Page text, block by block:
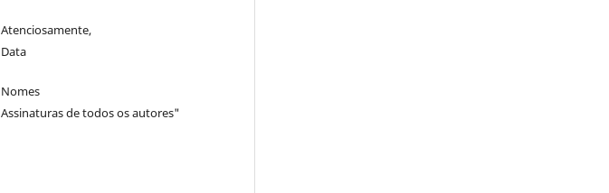
Atenciosamente,
Data
Nomes
Assinaturas de todos os autores"